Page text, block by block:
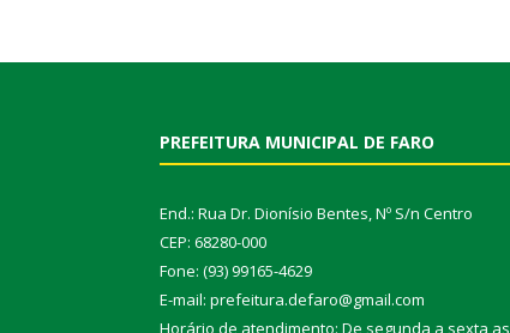
PREFEITURA MUNICIPAL DE FARO
End.: Rua Dr. Dionísio Bentes, Nº S/n Centro
CEP: 68280-000
Fone: (93) 99165-4629
E-mail: prefeitura.defaro@gmail.com
Horário de atendimento: De segunda a sexta as